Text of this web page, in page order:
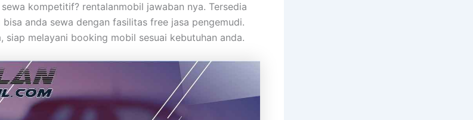
kompetitif? rentalanmobil jawaban nya. Tersedia
anda sewa dengan fasilitas free jasa pengemudi.
siap melayani booking mobil sesuai kebutuhan anda.